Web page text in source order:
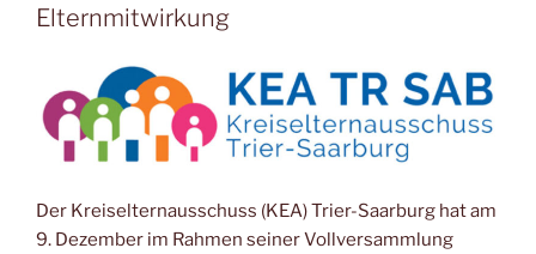
Elternmitwirkung
Der Kreiselternausschuss (KEA) Trier-Saarburg hat am
9. Dezember im Rahmen seiner Vollversammlung